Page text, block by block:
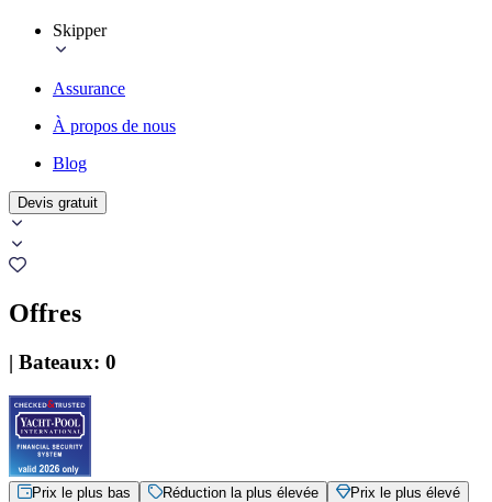
Skipper
Assurance
À propos de nous
Blog
Devis gratuit
Offres
| Bateaux: 0
Prix le plus bas Réduction la plus élevée Prix le plus élevé